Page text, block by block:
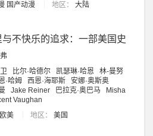
国产动漫 地区： 大陆
与不快乐的追求：一部美国史
比尔·哈德尔 凯瑟琳·哈恩
林-曼努
·哈姆 西恩·海耶斯
安娜·奥斯奥
Jake Reiner 巴拉克·奥巴马
Misha
Vaughan
欧美 地区： 美国